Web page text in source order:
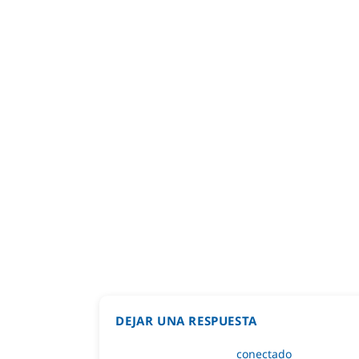
DEJAR UNA RESPUESTA
Lo siento, debes estarconectado